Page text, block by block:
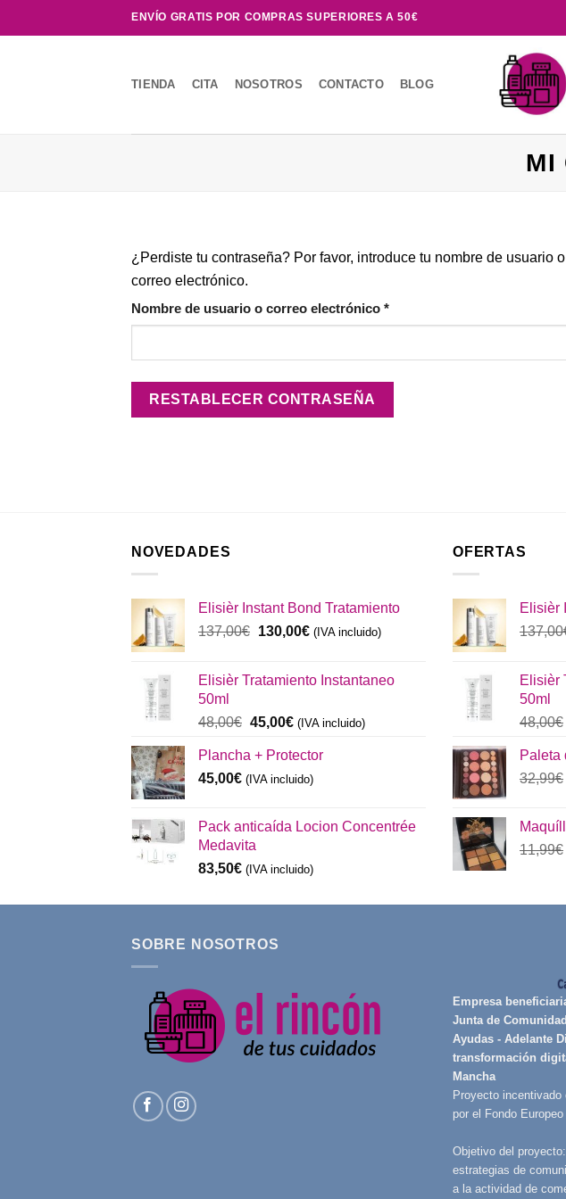
al
ENVÍO GRATIS POR COMPRAS SUPERIORES A 50€
TIENDA CITA NOSOTROS CONTACTO BLOG
MI
¿Perdiste tu contraseña? Por favor, introduce tu nombre de
correo electrónico.
Nombre de usuario o correo electrónico *Obligatorio
RESTABLECER CONTRASEÑA
NOVEDADES
Elisièr Instant Bond Tratamiento
137,00€ El
era:
130,00€El
es:
(IVA incluido)
Elisièr Tratamiento Instantaneo
50ml
48,00€ El
original
era:
45,00€El
actual
es:
(IVA incluido)
Plancha + Protector
45,00€ (IVA incluido)
Pack anticaída Locion Concentrée
Medavita
83,50€ (IVA incluido)
OFERTAS
Elisièr
137,00
Elisièr
50ml
48,00€
Paleta
32,99€
11,99€
SOBRE NOSOTROS
Empresa
Junta de
Ayudas - Adelante
transformación
Mancha
Proyecto
por el Fondo
Objetivo del
estrategias de
a la actividad de